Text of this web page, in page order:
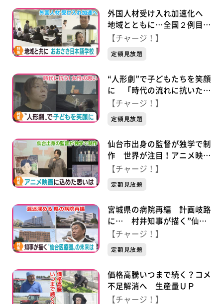
外国人材受け入れ加速化へ
地域とともに…全国２例目の
公立日本語学校「おおさき日
【チャージ！】
定額見放題
“人形劇”で子どもたちを笑顔
に 「時代の流れに抗いた
い」女性の思い
【チャージ！】
定額見放題
仙台市出身の監督が独学で制
作 世界が注目！アニメ映画
に込めた思い
【チャージ！】
定額見放題
宮城県の病院再編 計画岐路
に… 村井知事が描く”仙台
医療圏”の未来は？
【チャージ！】
定額見放題
価格高騰いつまで続く？コメ
不足解消へ 生産量ＵＰ
【チャージ！】